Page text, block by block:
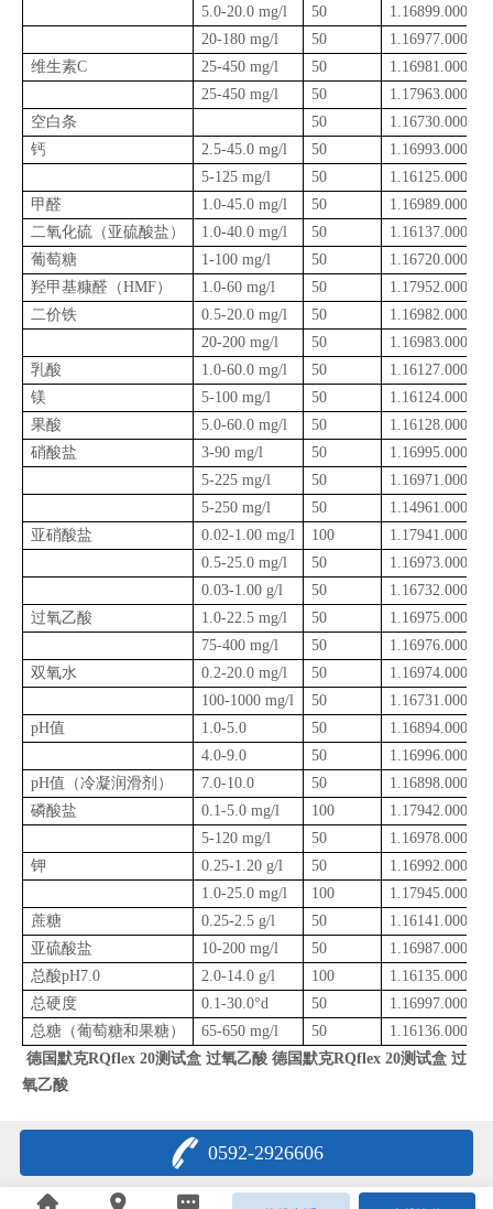
5.0-20.0 mg/l
50
1.16899.0001
20-180 mg/l
50
1.16977.0001
维生素C 25-450 mg/l 50
1.16981.0001
25-450 mg/l
50
1.17963.0001
空白条
50
1.16730.0001
钙
2.5-45.0 mg/l 50
1.16993.0001
5-125 mg/l
50
1.16125.0001
甲醛
1.0-45.0 mg/l 50
1.16989.0001
二氧化硫（亚硫酸盐）
1.0-40.0 mg/l 50
1.16137.0001
葡萄糖
1-100 mg/l 50
1.16720.0001
羟甲基糠醛（HMF） 1.0-60 mg/l 50
1.17952.0001
二价铁
0.5-20.0 mg/l 50
1.16982.0001
20-200 mg/l
50
1.16983.0001
乳酸
1.0-60.0 mg/l 50
1.16127.0001
镁
5-100 mg/l 50
1.16124.0001
果酸
5.0-60.0 mg/l 50
1.16128.0001
硝酸盐
3-90 mg/l 50
1.16995.0001
5-225 mg/l
50
1.16971.0001
5-250 mg/l
50
1.14961.0001
亚硝酸盐
0.02-1.00 mg/l 100
1.17941.0001
0.5-25.0 mg/l
50
1.16973.0001
0.03-1.00 g/l
50
1.16732.0001
过氧乙酸
1.0-22.5 mg/l 50
1.16975.0001
75-400 mg/l
50
1.16976.0001
双氧水
0.2-20.0 mg/l 50
1.16974.0001
100-1000 mg/l
50
1.16731.0001
pH值 1.0-5.0 50
1.16894.0001
4.0-9.0
50
1.16996.0001
pH值（冷凝润滑剂） 7.0-10.0 50
1.16898.0001
磷酸盐
0.1-5.0 mg/l 100
1.17942.0001
5-120 mg/l
50
1.16978.0001
钾
0.25-1.20 g/l 50
1.16992.0001
1.0-25.0 mg/l
100
1.17945.0001
蔗糖
0.25-2.5 g/l 50
1.16141.0001
亚硫酸盐
10-200 mg/l 50
1.16987.0001
总酸pH7.0 2.0-14.0 g/l 100
1.16135.0001
总硬度
0.1-30.0°d 50
1.16997.0001
总糖（葡萄糖和果糖）
65-650 mg/l 50
1.16136.0001
德国默克RQflex 20测试盒 过氧乙酸 德国默克RQflex 20测试盒 过
氧乙酸
0592-2926606